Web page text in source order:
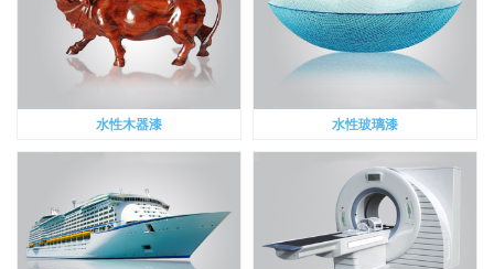
水性木器漆 水性玻璃漆